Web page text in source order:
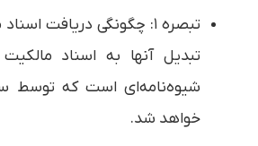
تبصره ۱: چگونگی دریافت
تبدیل آنها به اسناد
شیوه‌نامه‌ای است که توسط
خواهد شد.